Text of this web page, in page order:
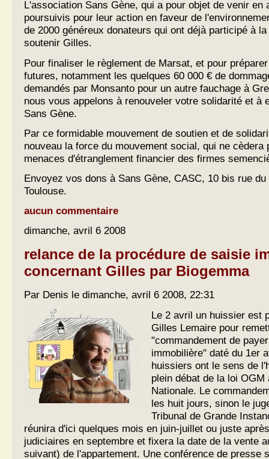
L'association Sans Gène, qui a pour objet de venir en
poursuivis pour leur action en faveur de
de 2000 généreux donateurs qui ont déjà participé à
soutenir Gilles.
Pour finaliser le règlement de Marsat, et pour
futures, notamment les quelques 60 000 € de
demandés par Monsanto pour un autre fauchage à
nous vous appelons à renouveler votre solidarité et à
Sans Gène.
Par ce formidable mouvement de soutien et de
nouveau la force du mouvement social, qui ne cèdera
menaces d'étranglement financier des firmes
Envoyez vos dons à Sans Gène, CASC, 10 bis rue
Toulouse.
aucun commentaire
dimanche, avril 6 2008
relance de la procédure de saisie
concernant Gilles par Biogemma
Par Denis le dimanche, avril 6 2008, 22:31
Le 2 avril un huissier est
Gilles Lemaire pour
"commandement de
immobilière" daté du 1er
huissiers ont le sens de
plein débat de la loi OGM
Nationale. Le
les huit jours, sinon le
Tribunal de Grande
réunira d'ici quelques mois en juin-juillet ou juste
judiciaires en septembre et fixera la date de la vente
suivant) de l'appartement. Une conférence de presse